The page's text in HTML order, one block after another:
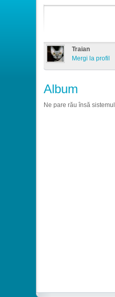
Traian
Mergi la profil
Album
Ne pare rău însă